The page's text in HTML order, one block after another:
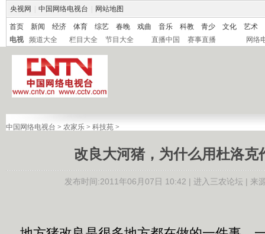
央视网 中国网络电视台 网站地图
首页 新闻 经济 体育 综艺 春晚 戏曲 音乐 科教 青少 文化
艺术
电视
频道大全 栏目大全 节目大全 直播中国 赛事直播 网络
中国网络电视台 > 农家乐 > 科技苑 >
改良大河猪，为什么用杜洛克
发布时间:2011年06月07日 10:42 | 进入三农论坛| 来